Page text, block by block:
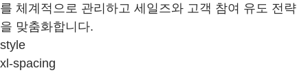
를 체계적으로 관리하고 세일즈와 고객 참여 유도 전략
을 맞춤화합니다.
style
xl-spacing